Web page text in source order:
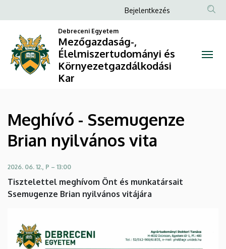
Ssemugenze
Brian
vita
Mezőgazdaság-,
Élelmiszertudományi
és
Kar
a
Anonim
fiók
menüje
Bejelentkezés
Debreceni Egyetem
Mezőgazdaság-,
Élelmiszertudományi és
Környezetgazdálkodási
Kar
Meghívó - Ssemugenze
Brian nyilvános vita
2026. 06. 12., P – 13:00
Tisztelettel meghívom Önt és munkatársait
Ssemugenze Brian nyilvános vitájára